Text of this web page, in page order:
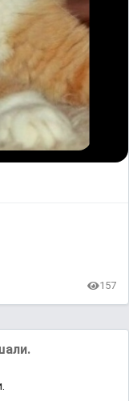
157